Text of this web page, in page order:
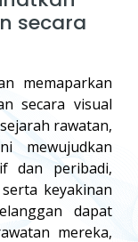
secara
memaparkan
secara visual
rawatan,
mewujudkan
dan peribadi,
keyakinan
dapat
mereka,